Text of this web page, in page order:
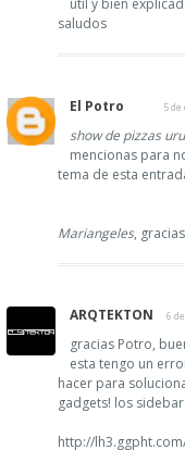
saludos
El Potro 5
show de pizzas
mencionas para
tema de esta
Mariangeles,
ARQTEKTON 6
gracias Potro,
esta tengo un
hacer para
gadgets! los
http://